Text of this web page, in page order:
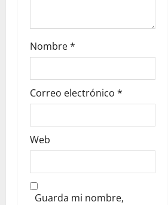
Nombre*
Correo electrónico *
Web
Guarda mi nombre,